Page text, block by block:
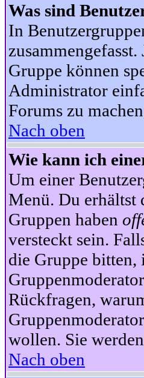
Was sind
In
Gruppe können
Administrator
Forums zu
Nach oben
Wie kann ich
Um einer
Menü. Du erhältst
Gruppen haben
versteckt sein.
die Gruppe
Rückfragen,
wollen. Sie
Nach oben